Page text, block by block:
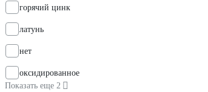
горячий цинк
латунь
нет
оксидированное
Показать еще 2